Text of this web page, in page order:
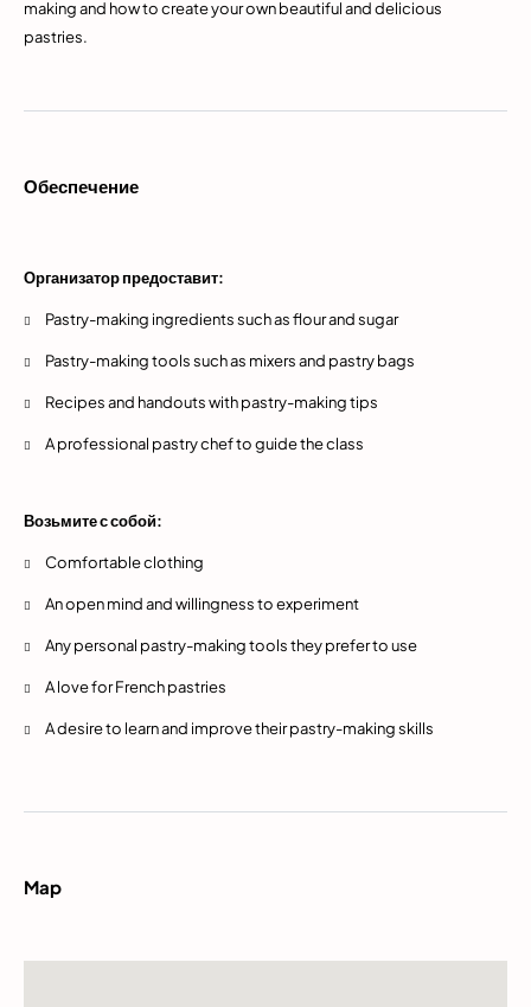
making and how to create your own beautiful and delicious
pastries.
Обеспечение
Организатор предоставит:
Pastry-making ingredients such as flour and sugar
Pastry-making tools such as mixers and pastry bags
Recipes and handouts with pastry-making tips
A professional pastry chef to guide the class
Возьмите с собой:
Comfortable clothing
An open mind and willingness to experiment
Any personal pastry-making tools they prefer to use
A love for French pastries
A desire to learn and improve their pastry-making skills
Map